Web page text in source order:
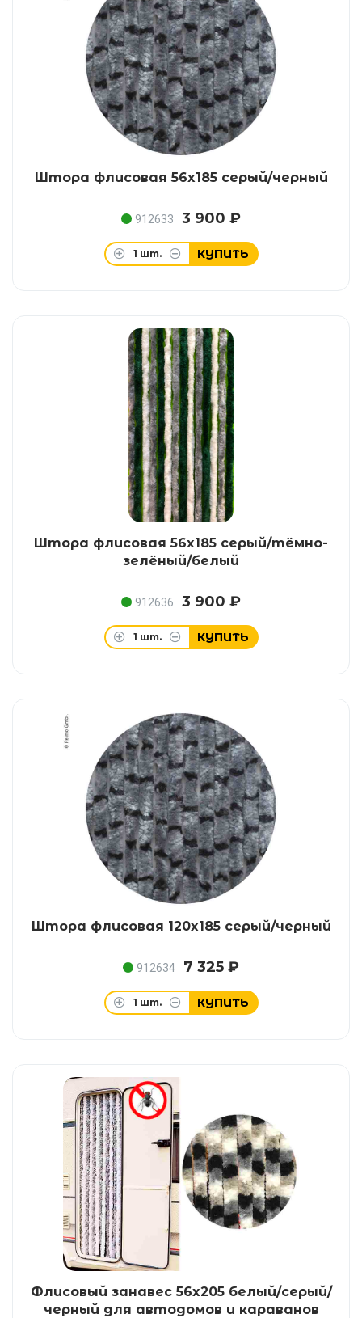
Штора флисовая 56x185 серый/черный
912633 3 900 ₽
1 шт. КУПИТЬ
Штора флисовая 56x185 серый/тёмно-
зелёный/белый
912636 3 900 ₽
1 шт. КУПИТЬ
Штора флисовая 120x185 серый/черный
912634 7 325 ₽
1 шт. КУПИТЬ
Флисовый занавес 56x205 белый/серый/
черный для автодомов и караванов